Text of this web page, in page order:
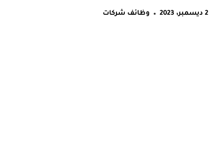
2 ديسمبر، 2023 وظائف شركات